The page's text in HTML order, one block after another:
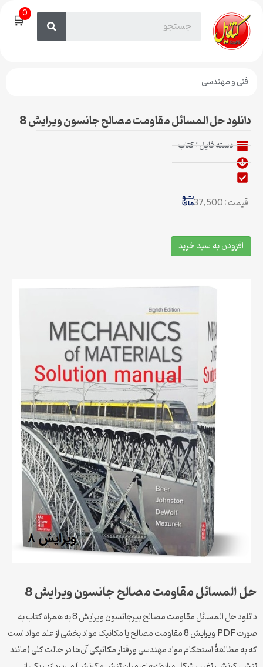
🛒0
فنی و مهندسی
دانلود حل المسائل مقاومت مصالح جانسون ویرایش 8
دسته فایل :کتاب
قیمت : 37,500
افزودن به سبد خرید
حل المسائل مقاومت مصالح جانسون ویرایش 8
دانلود حل المسائل مقاومت مصالح بیرجانسون ویرایش 8 به همراه کتاب به
صورت PDF ویرایش 8 مقاومت مصالح یا مکانیک مواد بخشی از علم مواد است
که به مطالعهٔ استحکام مواد مهندسی و رفتار مکانیکی آن‌ها در حالت کلی (مانند